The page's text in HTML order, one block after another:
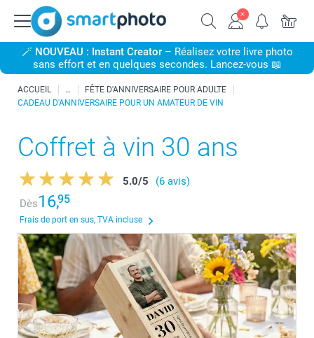
🪄 NOUVEAU : Instant Creator– Réalisez votre livre photo
sans effort et en quelques secondes. Lancez-vous 📖
ACCUEIL
FÊTE D'ANNIVERSAIRE POUR ADULTE
CADEAU D'ANNIVERSAIRE POUR UN AMATEUR DE VIN
Coffret à vin 30 ans
5.0/5
(6 avis)
Dès16,95
Frais de port en sus, TVA incluse